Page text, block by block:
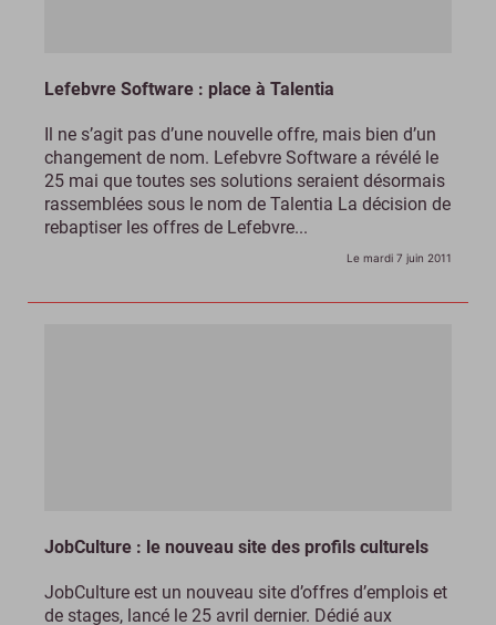
Lefebvre Software : place à Talentia
Il ne s’agit pas d’une nouvelle offre, mais bien d’un
changement de nom. Lefebvre Software a révélé le
25 mai que toutes ses solutions seraient désormais
rassemblées sous le nom de Talentia La décision de
rebaptiser les offres de Lefebvre...
Le mardi 7 juin 2011
JobCulture : le nouveau site des profils culturels
JobCulture est un nouveau site d’offres d’emplois et
de stages, lancé le 25 avril dernier. Dédié aux